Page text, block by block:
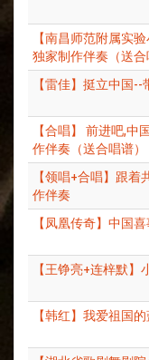
【南昌师范附属实
独家制作伴奏（送合
【雷佳】挺立中国
【合唱】 前进吧,中
作伴奏（送合唱谱）
【领唱+合唱】跟着
作伴奏
【凤凰传奇】中国
【王铮亮+连梓默
【韩红】我爱祖国